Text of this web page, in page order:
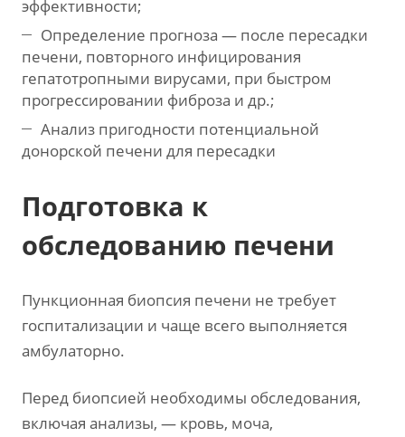
эффективности;
Определение прогноза — после пересадки
печени, повторного инфицирования
гепатотропными вирусами, при быстром
прогрессировании фиброза и др.;
Анализ пригодности потенциальной
донорской печени для пересадки
Подготовка к
обследованию печени
Пункционная биопсия печени не требует
госпитализации и чаще всего выполняется
амбулаторно.
Перед биопсией необходимы обследования,
включая анализы, — кровь, моча,